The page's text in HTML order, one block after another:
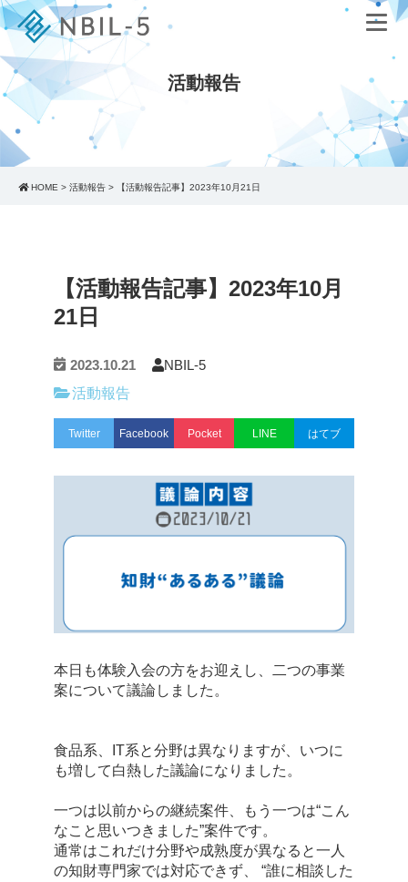
活動報告
HOME > 活動報告 > 【活動報告記事】2023年10月21日
【活動報告記事】2023年10月
21日
2023.10.21
NBIL-5
活動報告
Twitter Facebook Pocket LINE はてブ
本日も体験入会の方をお迎えし、二つの事業
案について議論しました。
食品系、IT系と分野は異なりますが 、いつに
も増して白熱した議論になりました。
一つは以前からの継続案件、もう一つは“こん
なこと思いつきました”案件です。
通常はこれだけ分野や成熟度が異なると一人
の知財専門家では対応できず、 “誰に相談した